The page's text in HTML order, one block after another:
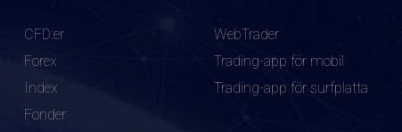
CFD:er
Forex
Index
Fonder
WebTrader
Trading-app för mobil
Trading-app för surfplatta